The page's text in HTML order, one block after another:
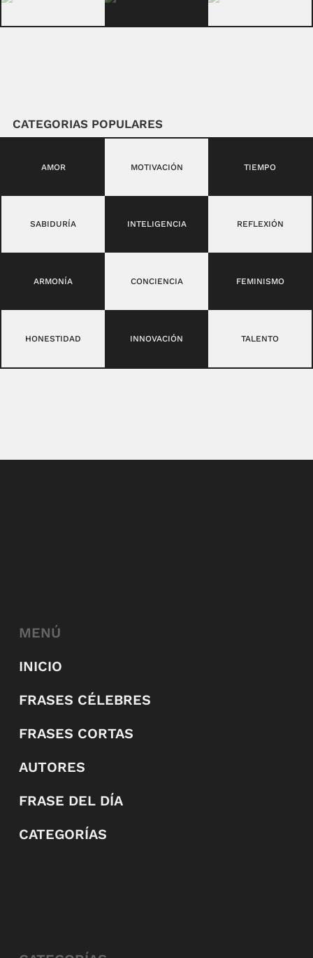
CATEGORIAS POPULARES
AMOR MOTIVACIÓN TIEMPO
SABIDURÍA INTELIGENCIA REFLEXIÓN
ARMONÍA CONCIENCIA FEMINISMO
HONESTIDAD INNOVACIÓN TALENTO
MENÚ
INICIO
FRASES CÉLEBRES
FRASES CORTAS
AUTORES
FRASE DEL DÍA
CATEGORÍAS